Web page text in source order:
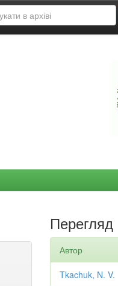
Перегляд
Автор
Tkachuk, N. V.